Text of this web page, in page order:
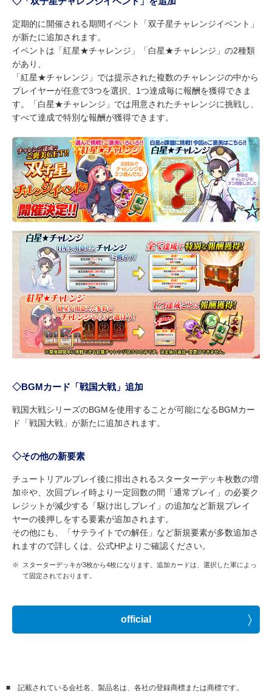
定期的に開催される期間イベント「双子星チャレンジイベント」
が新たに追加されます。
イベントは「紅星★チャレンジ」「白星★チャレンジ」の2種類
があり、
「紅星★チャレンジ」では提示された複数のチャレンジの中から
プレイヤーが任意で3つを選択、1つ達成毎に報酬を獲得できま
す。「白星★チャレンジ」では用意されたチャレンジに挑戦し、
すべて達成で特別な報酬が獲得できます。
◇BGMカード「戦国大戦」追加
戦国大戦シリーズのBGMを使用することが可能になるBGMカー
ド「戦国大戦」が新たに追加されます。
◇その他の新要素
チュートリアルプレイ後に排出されるスターターデッキ枚数の増
加※や、次回プレイ時より一定回数の間「通常プレイ」の必要ク
レジットが減少する「駆け出しプレイ」の追加など新規プレイ
ヤーの後押しをする要素が追加されます。
その他にも、「サテライトでの解任」など新規要素が多数追加さ
れますので詳しくは、公式HPよりご確認ください。
※
スターターデッキが3枚から4枚になります。追加カードは、選択した軍によっ
て固定されております。
official
■ 記載されている会社名、製品名は、各社の登録商標または商標です。